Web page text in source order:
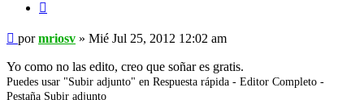
Mensaje
pormriosv » Mié Jul 25, 2012 12:02 am
Yo como no las edito, creo que soñar es gratis.
Puedes usar "Subir adjunto" en Respuesta rápida - Editor Completo -
Pestaña Subir adjunto